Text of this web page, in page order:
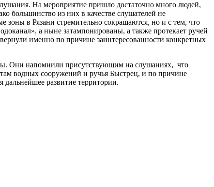
На мероприятие пришло достаточно много людей,
большинство из них в качестве слушателей не
зоны в Рязани стремительно сокращаются, но и с тем, что
а ныне затампонированы, а также протекает ручей
именно по причине заинтересованности конкретных
Они напомнили присутствующим на слушаниях, что
водных сооружений и ручья Быстрец, и по причине
дальнейшее развитие территории.